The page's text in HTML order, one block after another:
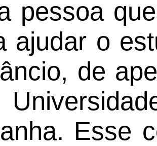
pessoa
ajudar o
de
Esse